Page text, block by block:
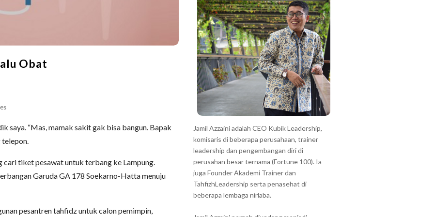
Obat
saya. “Mas, mamak sakit gak bisa bangun. Bapak
cari tiket pesawat untuk terbang ke Lampung.
Garuda GA 178 Soekarno-Hatta menuju
pesantren tahfidz untuk calon pemimpin,
Jamil Azzaini adalah CEO Kubik Leadership,
komisaris di beberapa perusahaan, trainer
leadership dan pengembangan diri di
perusahan besar ternama (Fortune 100). Ia
juga Founder Akademi Trainer dan
TahfizhLeadership serta penasehat di
beberapa lembaga nirlaba.